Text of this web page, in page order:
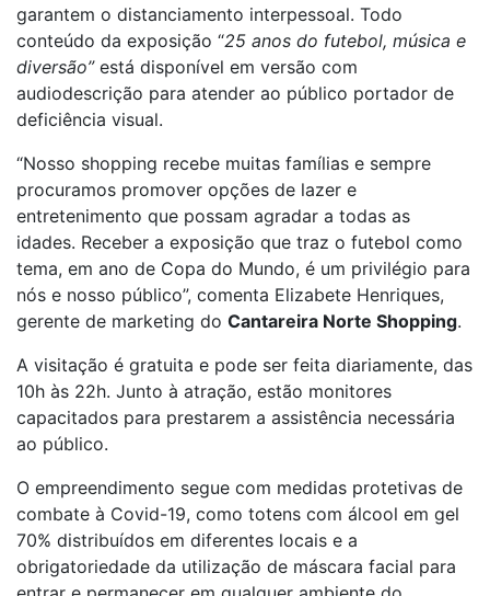
garantem o distanciamento interpessoal. Todo
conteúdo da exposição “25 anos do futebol, música e
diversão”está disponível em versão com
audiodescrição para atender ao público portador de
deficiência visual.
“Nosso shopping recebe muitas famílias e sempre
procuramos promover opções de lazer e
entretenimento que possam agradar a todas as
idades. Receber a exposição que traz o futebol como
tema, em ano de Copa do Mundo, é um privilégio para
nós e nosso público”, comenta Elizabete Henriques,
gerente de marketing do Cantareira Norte Shopping.
A visitação é gratuita e pode ser feita diariamente, das
10h às 22h. Junto à atração, estão monitores
capacitados para prestarem a assistência necessária
ao público.
O empreendimento segue com medidas protetivas de
combate à Covid-19, como totens com álcool em gel
70% distribuídos em diferentes locais e a
obrigatoriedade da utilização de máscara facial para